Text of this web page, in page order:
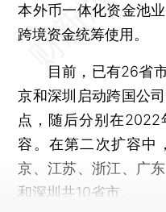
本外币一体化资金池
跨境资金统筹使用。
目前，已有26省市
京和深圳启动跨国公
点，随后分别在
容。在第二次扩容中
京、江苏、浙江、广
和深圳共10省市。